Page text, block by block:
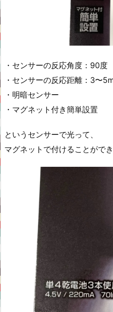
・センサーの反応角度：90度
・センサーの反応距離：3〜
・明暗センサー
・マグネット付き簡単設置
というセンサーで光って、
マグネットで付けることがで